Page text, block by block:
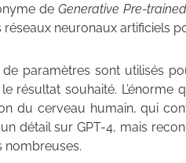
de Generative Pre-
réseaux neuronaux artificiels
de paramètres sont utilisés
le résultat souhaité.
du cerveau humain, qui
détail sur GPT-4, mais
nombreuses.